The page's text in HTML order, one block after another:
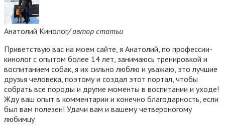
Анатолий Кинолог/ автор статьи
Приветствую вас на моем сайте, я Анатолий, по профессии-
кинолог с опытом более 14 лет, занимаюсь тренировкой и
воспитанием собак, я их сильно люблю и уважаю, это лучшие
друзья человека, поэтому и создал этот портал, чтобы
собрать все породы и другие моменты в воспитании и уходе!
Жду ваш опыт в комментарии и конечно благодарность, если
был вам полезен! Удачи вам и вашему четвероногому
любимцу